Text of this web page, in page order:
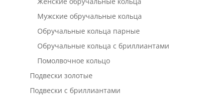
Мужские обручальные кольца
Обручальные кольца парные
Обручальные кольца с бриллиантами
Помолвочное кольцо
Подвески золотые
Подвески с бриллиантами